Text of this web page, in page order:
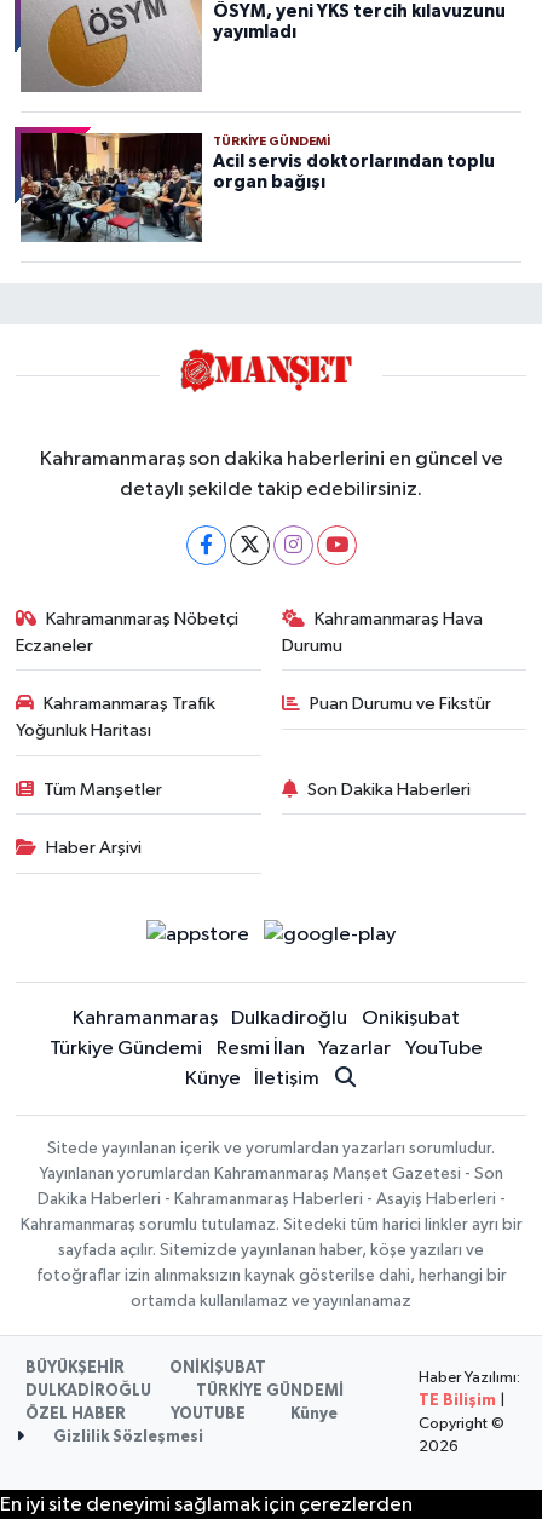
ÖSYM, yeni YKS tercih kılavuzunu
yayımladı
TÜRKIYE GÜNDEMI
Acil servis doktorlarından toplu
organ bağışı
Kahramanmaraş son dakika haberlerini en güncel ve
detaylı şekilde takip edebilirsiniz.
Kahramanmaraş Nöbetçi
Eczaneler
Kahramanmaraş Hava
Durumu
Kahramanmaraş Trafik
Yoğunluk Haritası
Puan Durumu ve Fikstür
Tüm Manşetler Son Dakika Haberleri
Haber Arşivi
Kahramanmaraş Dulkadiroğlu
Onikişubat
Türkiye Gündemi
Resmi İlan Yazarlar
YouTube
Künye
İletişim
Sitede yayınlanan içerik ve yorumlardan yazarları sorumludur.
Yayınlanan yorumlardan Kahramanmaraş Manşet Gazetesi - Son
Dakika Haberleri - Kahramanmaraş Haberleri - Asayiş Haberleri -
Kahramanmaraş sorumlu tutulamaz. Sitedeki tüm harici linkler ayrı bir
sayfada açılır. Sitemizde yayınlanan haber, köşe yazıları ve
fotoğraflar izin alınmaksızın kaynak gösterilse dahi, herhangi bir
ortamda kullanılamaz ve yayınlanamaz
BÜYÜKŞEHİR
ONİKİŞUBAT
DULKADİROĞLU
TÜRKİYE GÜNDEMİ
ÖZEL HABER
YOUTUBE
Künye
Gizlilik Sözleşmesi
Haber Yazılımı:
TE Bilişim
Copyright ©
2026
En iyi site deneyimi sağlamak için çerezlerden